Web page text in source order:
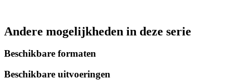
Andere mogelijkheden in deze serie
Beschikbare formaten
Beschikbare uitvoeringen